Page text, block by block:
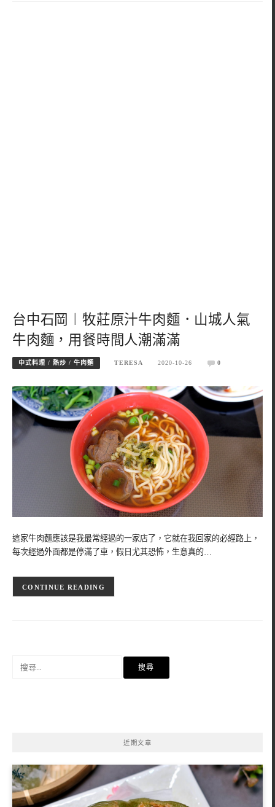
台中石岡︱牧莊原汁牛肉麵．山城人氣
牛肉麵，用餐時間人潮滿滿
中式料理 / 熱炒 / 牛肉麵 TERESA 2020-10-26 0
這家牛肉麵應該是我最常經過的一家店了，它就在我回家的必經路上，
每次經過外面都是停滿了車，假日尤其恐怖，生意真的…
CONTINUE READING
近期文章